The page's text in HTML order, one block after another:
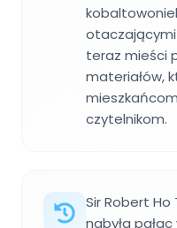
otaczającymi
teraz mieści
materiałów,
czytelnikom.
Sir Robert
nabyła pałac